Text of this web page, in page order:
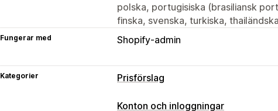
polska, portugisiska (brasiliansk
finska, svenska, turkiska,
Fungerar med Shopify-admin
Kategorier Prisförslag
Prissättningsregler
Konton och inloggningar